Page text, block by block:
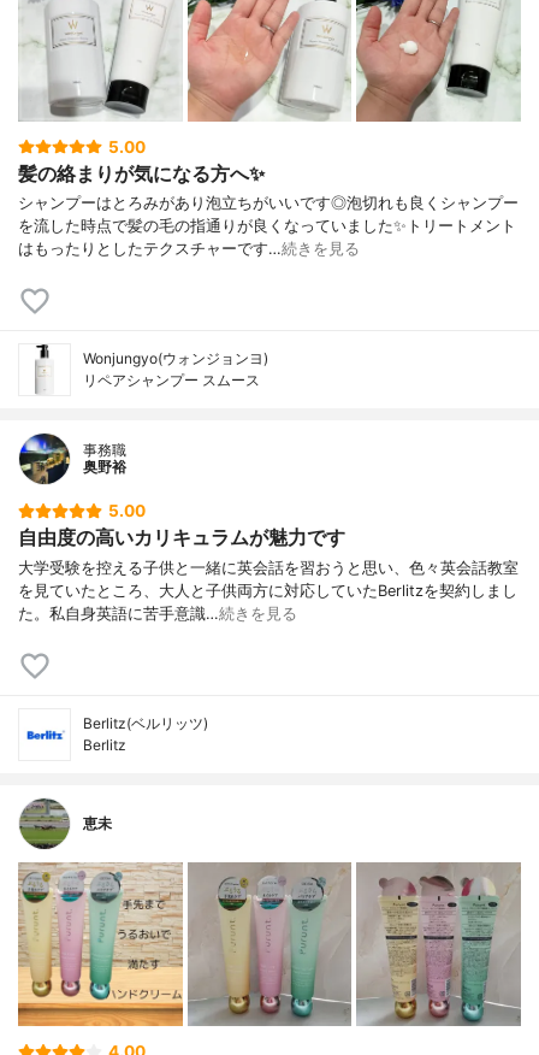
5.00
髪の絡まりが気になる方へ✨
シャンプーはとろみがあり泡立ちがいいです◎泡切れも良くシャンプー
を流した時点で髪の毛の指通りが良くなっていました✨トリートメント
はもったりとしたテクスチャーです…続きを見る
Wonjungyo(ウォンジョンヨ)
リペアシャンプー スムース
事務職
奥野裕
5.00
自由度の高いカリキュラムが魅力です
大学受験を控える子供と一緒に英会話を習おうと思い、色々英会話教室
を見ていたところ、大人と子供両方に対応していたBerlitzを契約しまし
た。私自身英語に苦手意識…続きを見る
Berlitz(ベルリッツ)
Berlitz
恵未